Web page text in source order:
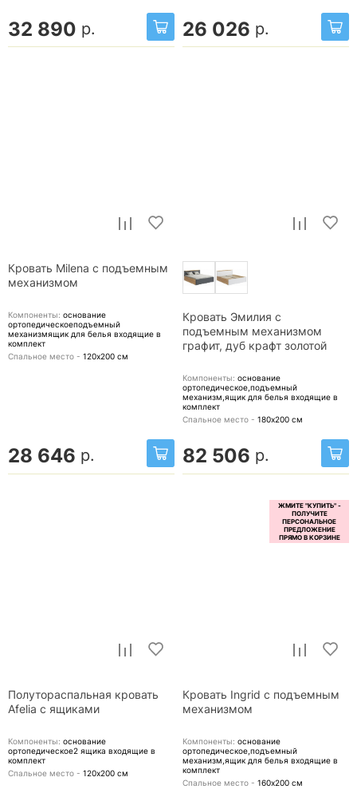
32 890 р. 26 026 р.
Кровать Milena с подъемным
механизмом
Компоненты: основание
ортопедическоеподъемный
механизмящик для белья входящие в
комплект
Спальное место - 120х200 см
28 646 р.
Кровать Эмилия с
подъемным механизмом
графит, дуб крафт золотой
Компоненты: основание
ортопедическое,подъемный
механизм,ящик для белья входящие в
комплект
Спальное место - 180х200 см
82 506 р.
Полутораспальная кровать
Afelia с ящиками
Компоненты: основание
ортопедическое2 ящика входящие в
комплект
Спальное место - 120х200 см
Кровать Ingrid с подъемным
механизмом
Компоненты: основание
ортопедическое,подъемный
механизм,ящик для белья входящие в
комплект
Спальное место - 160х200 см